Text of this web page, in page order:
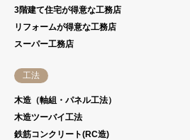
3階建て住宅が得意な工務店
リフォームが得意な工務店
スーパー工務店
工法
木造（軸組・パネル工法）
木造ツーバイ工法
鉄筋コンクリート(RC造)